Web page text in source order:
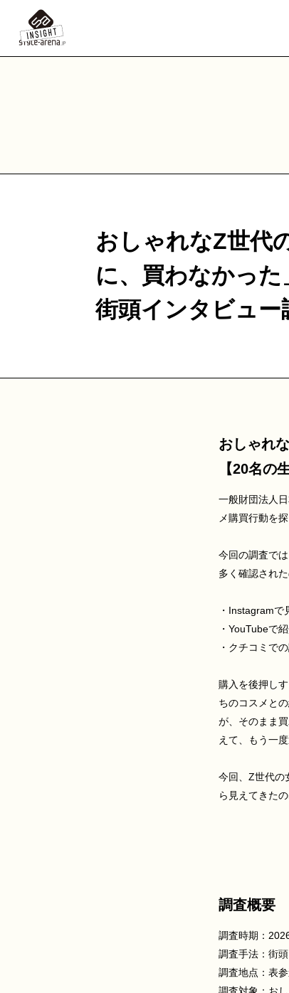
おしゃれなZ世代
に、買わなかっ
街頭インタビュー
おしゃれ
【20名の
一般財団法人
メ購買行動を
今回の調査で
多く確認され
・Instagram
・YouTubeで
・クチコミで
購入を後押し
ちのコスメと
が、そのまま
えて、もう一
今回、Z世代の
ら見えてきた
調査概要
調査時期：
調査手法：街
調査地点：表